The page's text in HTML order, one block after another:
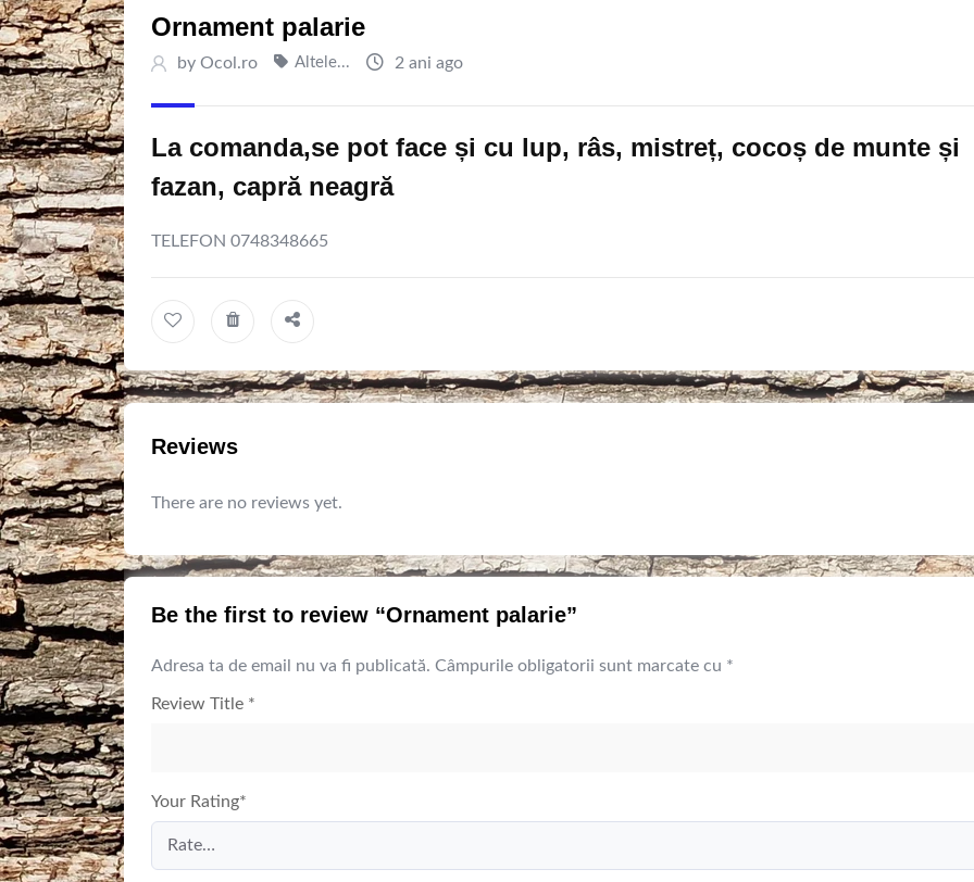
Ornament palarie
by Ocol.ro Altele... 2 ani ago
La comanda,se pot face și cu lup, râs, mistreț, cocoș de munte și
fazan, capră neagră
TELEFON 0748348665
Reviews
There are no reviews yet.
Be the first to review “Ornament palarie”
Adresa ta de email nu va fi publicată. Câmpurile obligatorii sunt marcate cu *
Review Title *
Your Rating*